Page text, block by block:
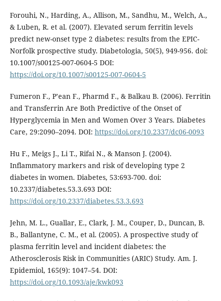
Forouhi, N., Harding, A., Allison, M., Sandhu, M., Welch, A.,
& Luben, R. et al. (2007). Elevated serum ferritin levels
predict new-onset type 2 diabetes: results from the EPIC-
Norfolk prospective study. Diabetologia, 50(5), 949-956. doi:
10.1007/s00125-007-0604-5 DOI:
https://doi.org/10.1007/s00125-007-0604-5
Fumeron F., P’ean F., Pharmd F., & Balkau B. (2006). Ferritin
and Transferrin Are Both Predictive of the Onset of
Hyperglycemia in Men and Women Over 3 Years. Diabetes
Care, 29:2090–2094. DOI: https://doi.org/10.2337/dc06-0093
Hu F., Meigs J., Li T., Rifai N., & Manson J. (2004).
Inflammatory markers and risk of developing type 2
diabetes in women. Diabetes, 53:693-700. doi:
10.2337/diabetes.53.3.693 DOI:
https://doi.org/10.2337/diabetes.53.3.693
Jehn, M. L., Guallar, E., Clark, J. M., Couper, D., Duncan, B.
B., Ballantyne, C. M., et al. (2005). A prospective study of
plasma ferritin level and incident diabetes: the
Atherosclerosis Risk in Communities (ARIC) Study. Am. J.
Epidemiol, 165(9): 1047–54. DOI:
https://doi.org/10.1093/aje/kwk093